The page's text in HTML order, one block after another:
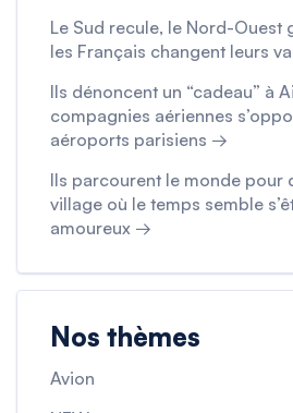
Le Sud recule, le Nord-Ouest
les Français changent leurs
Ils dénoncent un “cadeau” à
compagnies aériennes
aéroports parisiens →
Ils parcourent le monde pour
village où le temps semble
amoureux →
Nos thèmes
Avion